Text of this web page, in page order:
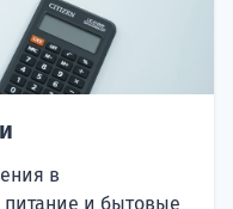
в
и бытовые